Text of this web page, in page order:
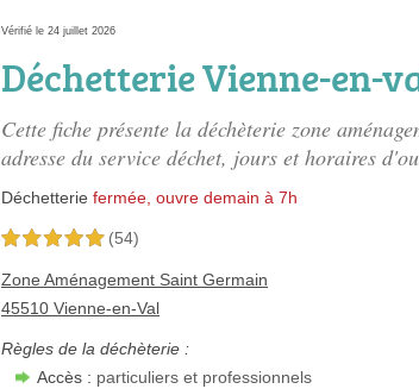
Vérifié le 24 juillet 2026
Déchetterie Vienne-en-
Cette fiche présente la déchèterie zone
adresse du service déchet, jours et horaires
Déchetterie fermée, ouvre demain à 7h
5,0 étoiles sur 5 (54)
Zone Aménagement Saint Germain
45510 Vienne-en-Val
Règles de la déchèterie :
Accès : particuliers et professionnels